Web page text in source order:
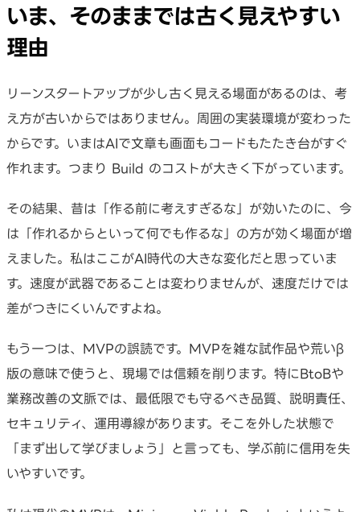
いま、そのままでは古く見えやすい
理由
リーンスタートアップが少し古く見える場面があるのは、考
え方が古いからではありません。周囲の実装環境が変わった
からです。いまはAIで文章も画面もコードもたたき台がすぐ
作れます。つまり Build のコストが大きく下がっています。
その結果、昔は「作る前に考えすぎるな」が効いたのに、今
は「作れるからといって何でも作るな」の方が効く場面が増
えました。私はここがAI時代の大きな変化だと思っていま
す。速度が武器であることは変わりませんが、速度だけでは
差がつきにくいんですよね。
もう一つは、MVPの誤読です。MVPを雑な試作品や荒いβ
版の意味で使うと、現場では信頼を削ります。特にBtoBや
業務改善の文脈では、最低限でも守るべき品質、説明責任、
セキュリティ、運用導線があります。そこを外した状態で
「まず出して学びましょう」と言っても、学ぶ前に信用を失
いやすいです。